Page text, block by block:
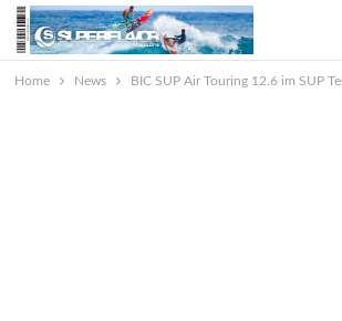
Home News BIC SUP Air Touring 12.6 im SUP